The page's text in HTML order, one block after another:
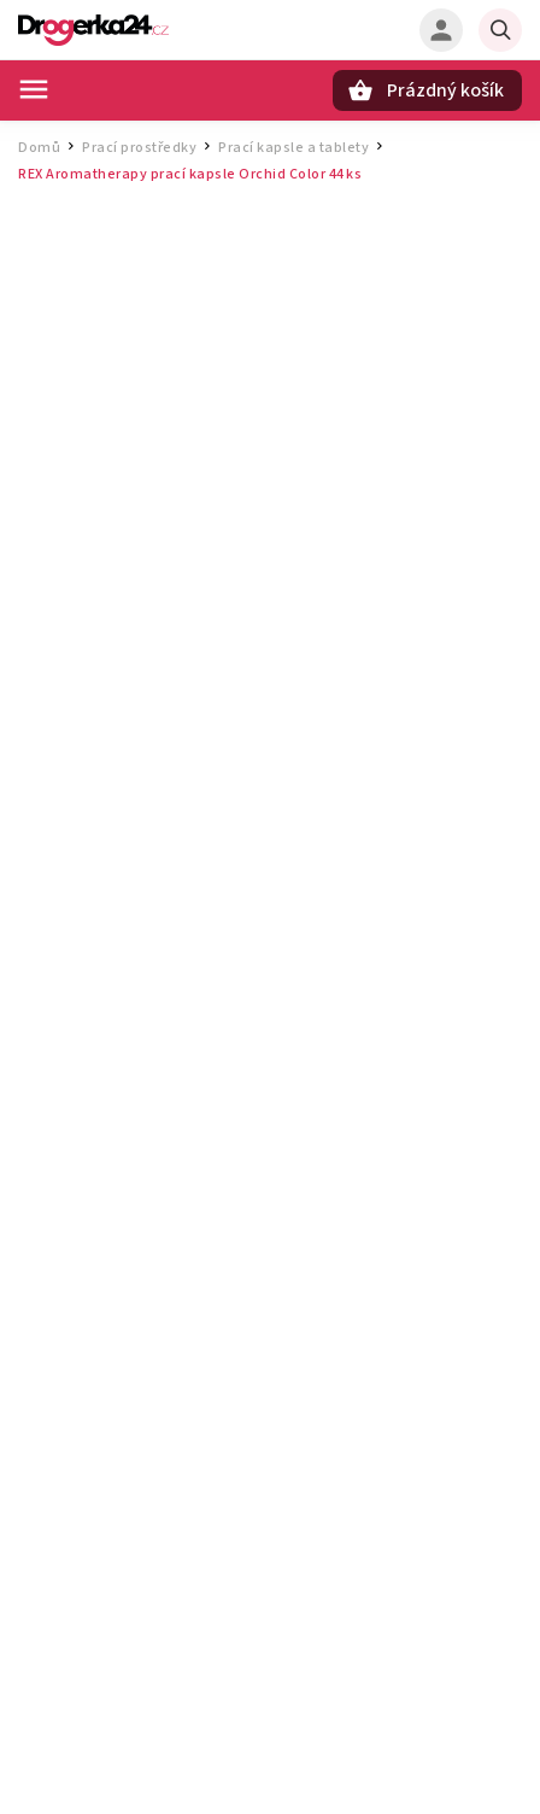
Prázdný košík
Domů / Prací prostředky / Prací kapsle a tablety /
REX Aromatherapy prací kapsle Orchid Color 44 ks